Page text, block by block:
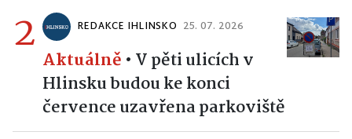
2 REDAKCE IHLINSKO 25. 07. 2026
Aktuálně • V pěti ulicích v
Hlinsku budou ke konci
července uzavřena parkoviště